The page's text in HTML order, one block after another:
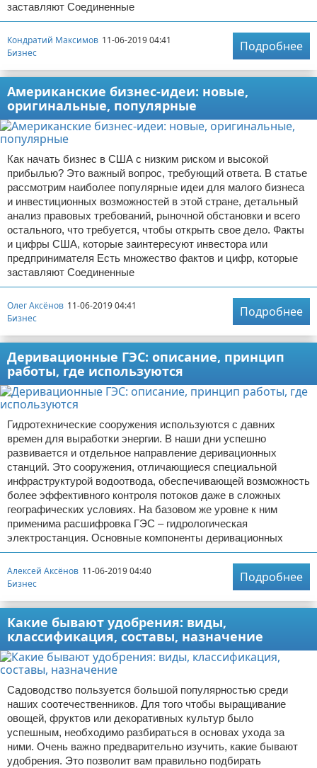
заставляют Соединенные
Кондратий Максимов 11-06-2019 04:41
Бизнес
Подробнее
Американские бизнес-идеи: новые,
оригинальные, популярные
Как начать бизнес в США с низким риском и высокой
прибылью? Это важный вопрос, требующий ответа. В статье
рассмотрим наиболее популярные идеи для малого бизнеса
и инвестиционных возможностей в этой стране, детальный
анализ правовых требований, рыночной обстановки и всего
остального, что требуется, чтобы открыть свое дело. Факты
и цифры США, которые заинтересуют инвестора или
предпринимателя Есть множество фактов и цифр, которые
заставляют Соединенные
Олег Аксёнов 11-06-2019 04:41
Бизнес
Подробнее
Деривационные ГЭС: описание, принцип
работы, где используются
Гидротехнические сооружения используются с давних
времен для выработки энергии. В наши дни успешно
развивается и отдельное направление деривационных
станций. Это сооружения, отличающиеся специальной
инфраструктурой водоотвода, обеспечивающей возможность
более эффективного контроля потоков даже в сложных
географических условиях. На базовом же уровне к ним
применима расшифровка ГЭС – гидрологическая
электростанция. Основные компоненты деривационных
Алексей Аксёнов 11-06-2019 04:40
Бизнес
Подробнее
Какие бывают удобрения: виды,
классификация, составы, назначение
Садоводство пользуется большой популярностью среди
наших соотечественников. Для того чтобы выращивание
овощей, фруктов или декоративных культур было
успешным, необходимо разбираться в основах ухода за
ними. Очень важно предварительно изучить, какие бывают
удобрения. Это позволит вам правильно подбирать